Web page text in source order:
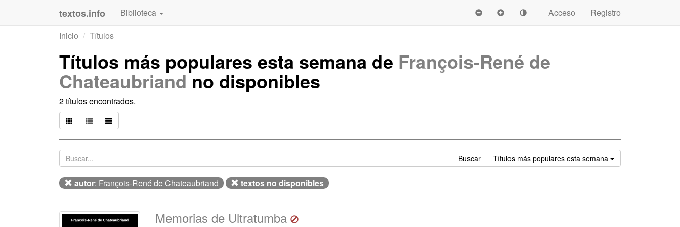
textos.info Biblioteca Acceso
Registro
Inicio
Títulos
Títulos más populares esta semana de François-René de
Chateaubriandno disponibles
2 títulos encontrados.
Buscar Títulos más populares esta semana Ordenar
autor: François-René de Chateaubriand textos no disponibles
Memorias de Ultratumba